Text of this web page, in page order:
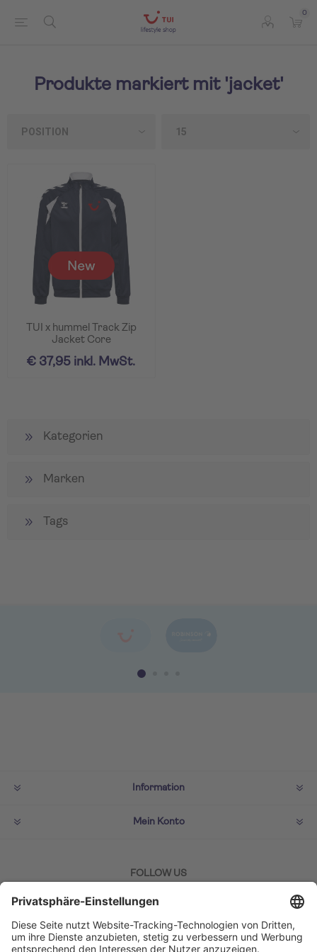
0
Produkte markiert mit 'jacket'
TUI x hummel Track Zip
Jacket Core
€ 37,95 inkl. MwSt.
Kategorien
Marken
Tags
Information
Mein Konto
FOLLOW US
ZAHLMETHODEN